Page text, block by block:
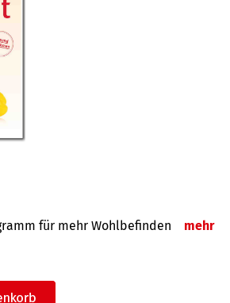
für mehr Wohlbefinden mehr